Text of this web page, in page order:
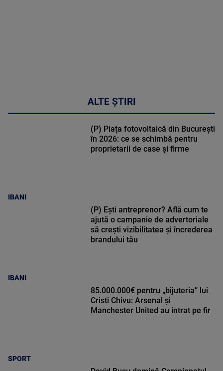
ALTE ȘTIRI
IBANI
(P) Piața fotovoltaică din București
în 2026: ce se schimbă pentru
proprietarii de case și firme
IBANI
(P) Ești antreprenor? Află cum te
ajută o campanie de advertoriale
să crești vizibilitatea și încrederea
brandului tău
SPORT
85.000.000€ pentru „bijuteria” lui
Cristi Chivu: Arsenal și
Manchester United au intrat pe fir